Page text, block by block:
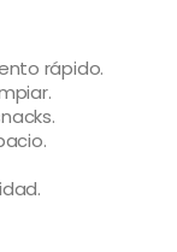
rápido.